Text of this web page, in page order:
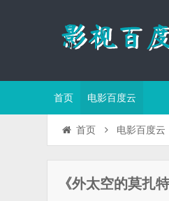
首页 电影百度云
首页 电影百度云
《外太空的莫扎